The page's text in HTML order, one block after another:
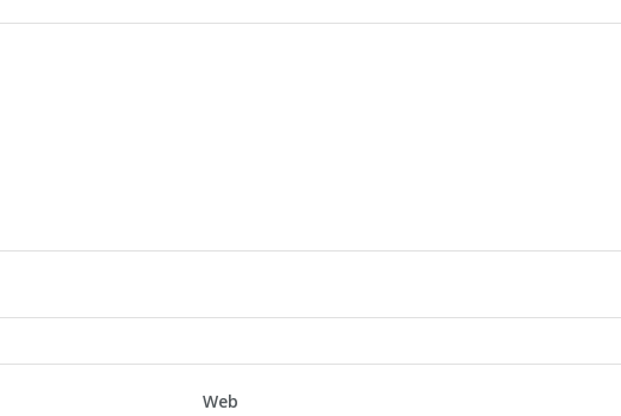
Web